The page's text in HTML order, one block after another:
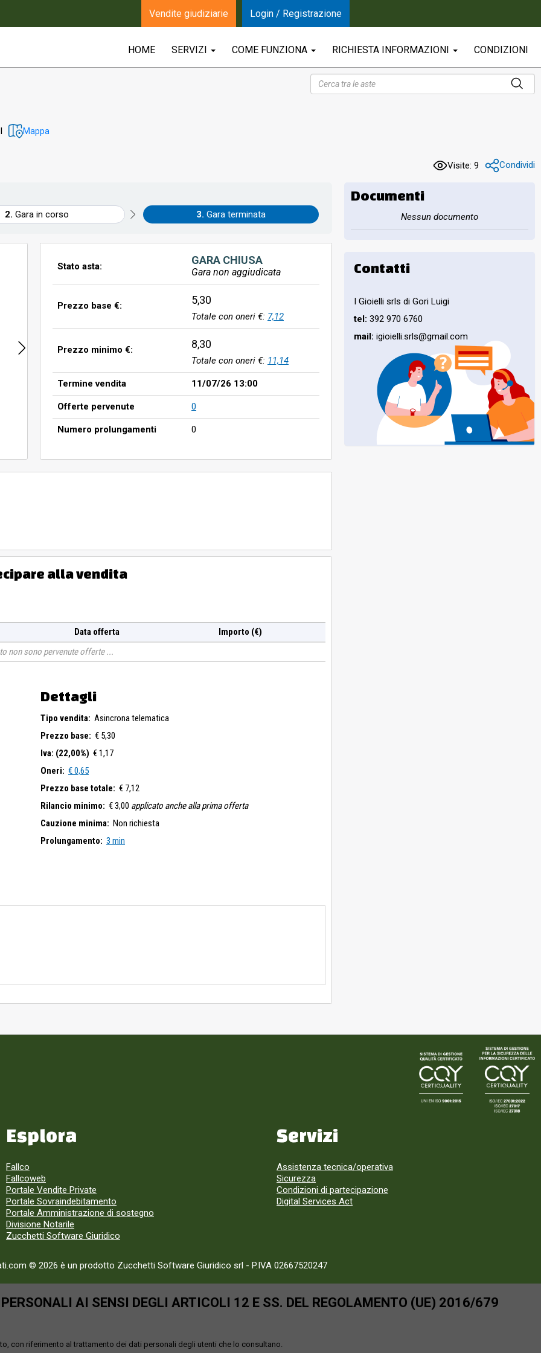
HOME SERVIZI COME FUNZIONA RICHIESTA INFORMAZIONI CONDIZIONI
Mappa
Visite: 9 Condividi
Gara in corso Gara terminata
Stato asta: GARA CHIUSA
Gara non aggiudicata
Prezzo base €: 5,30
Totale con oneri €: 7,12
Prezzo minimo €: 8,30
Totale con oneri €: 11,14
Termine vendita 11/07/26 13:00
Offerte pervenute 0
Numero prolungamenti 0
alla vendita
Data offerta
Importo (€)
non sono pervenute offerte
Dettagli
Tipo vendita: Asincrona telematica
Prezzo base: € 5,30
Iva: (22,00%) € 1,17
Oneri: € 0,65
Prezzo base totale: € 7,12
Rilancio minimo: € 3,00 applicato anche alla prima offerta
Cauzione minima: Non richiesta
Prolungamento: 3 min
Documenti
Nessun documento
Contatti
I Gioielli srls di Gori Luigi
tel: 392 970 6760
mail: igioielli.srls@gmail.com
Esplora
Fallco
Fallcoweb
Portale Vendite Private
Portale Sovraindebitamento
Portale Amministrazione di sostegno
Divisione Notarile
Zucchetti Software Giuridico
Servizi
Assistenza tecnica/operativa
Sicurezza
Condizioni di partecipazione
Digital Services Act
© 2026 è un prodotto Zucchetti Software Giuridico srl - P.IVA 02667520247
Vendite giudiziarie Login / Registrazione
AI SENSI DEGLI ARTICOLI 12 E SS. DEL REGOLAMENTO (UE) 2016/679
con riferimento al trattamento dei dati personali degli utenti che lo consultano.